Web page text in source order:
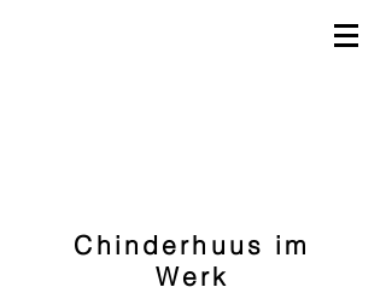
Chinderhuus im
Werk